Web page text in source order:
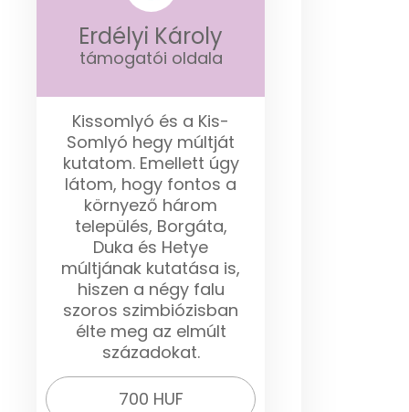
Erdélyi Károly
támogatói oldala
Kissomlyó és a Kis-
Somlyó hegy múltját
kutatom. Emellett úgy
látom, hogy fontos a
környező három
település, Borgáta,
Duka és Hetye
múltjának kutatása is,
hiszen a négy falu
szoros szimbiózisban
élte meg az elmúlt
századokat.
700 HUF